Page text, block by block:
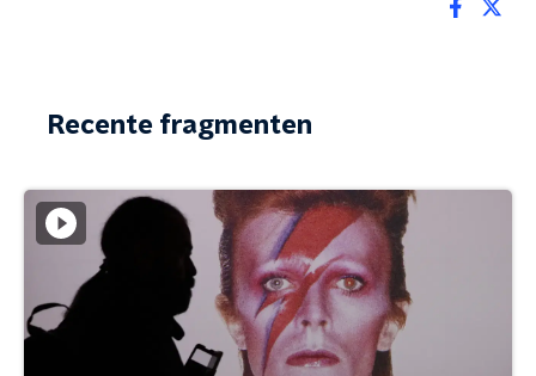
Recente fragmenten